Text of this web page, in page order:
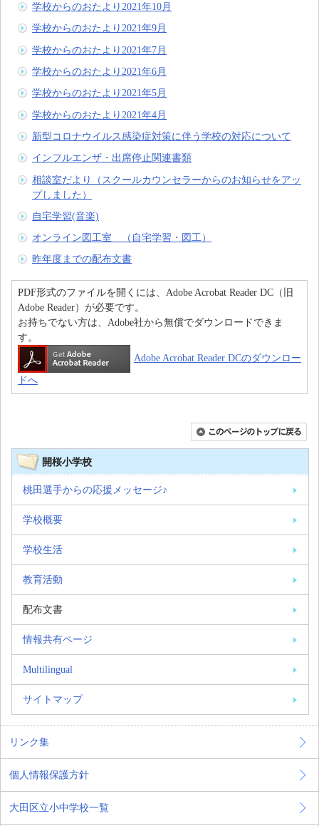
学校からのおたより2021年10月
学校からのおたより2021年9月
学校からのおたより2021年7月
学校からのおたより2021年6月
学校からのおたより2021年5月
学校からのおたより2021年4月
新型コロナウイルス感染症対策に伴う学校の対応について
インフルエンザ・出席停止関連書類
相談室だより（スクールカウンセラーからのお知らせをアッ
プしました）
自宅学習(音楽)
オンライン図工室 （自宅学習・図工）
昨年度までの配布文書
PDF形式のファイルを開くには、Adobe Acrobat Reader DC（旧
Adobe Reader）が必要です。
お持ちでない方は、Adobe社から無償でダウンロードできま
す。
Adobe Acrobat Reader DCのダウンロー
ドへ
開桜小学校
桃田選手からの応援メッセージ♪
学校概要
学校生活
教育活動
配布文書
情報共有ページ
Multilingual
サイトマップ
リンク集
個人情報保護方針
大田区立小中学校一覧